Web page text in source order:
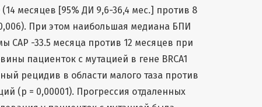
месяцев [95% ДИ 9,6-36,4 мес.] против 8
При этом наибольшая медиана БПИ
САР -33.5 месяца против 12 месяцев при
пациенток с мутацией в гене BRCA1
рецидив в области малого таза против
(р = 0,00001). Прогрессия отдаленных